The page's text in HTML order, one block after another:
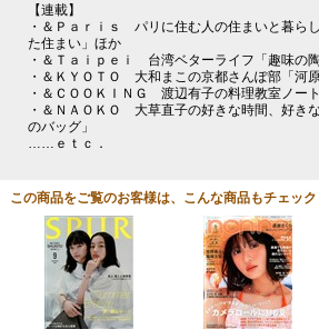
【連載】
・＆Ｐａｒｉｓ パリに住む人の住まいと暮ら
た住まい」ほか
・＆Ｔａｉｐｅｉ 台湾ベターライフ「趣味の
・＆ＫＹＯＴＯ 大和まこの京都さんぽ部「河
・＆ＣＯＯＫＩＮＧ 渡辺有子の料理教室ノート
・＆ＮＡＯＫＯ 大草直子の好きな時間、好き
のバッグ」
……ｅｔｃ．
この商品をご覧のお客様は、こんな商品もチェック